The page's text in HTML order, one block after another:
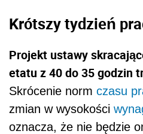
Krótszy tydzień
Projekt ustawy
etatu z 40 do 35 godzin
Skrócenie norm czasu
zmian w wysokości
oznacza, że nie będzie